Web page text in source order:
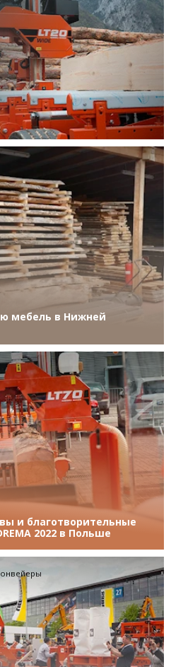
мебель в Нижней
и благотворительные
2022 в Польше